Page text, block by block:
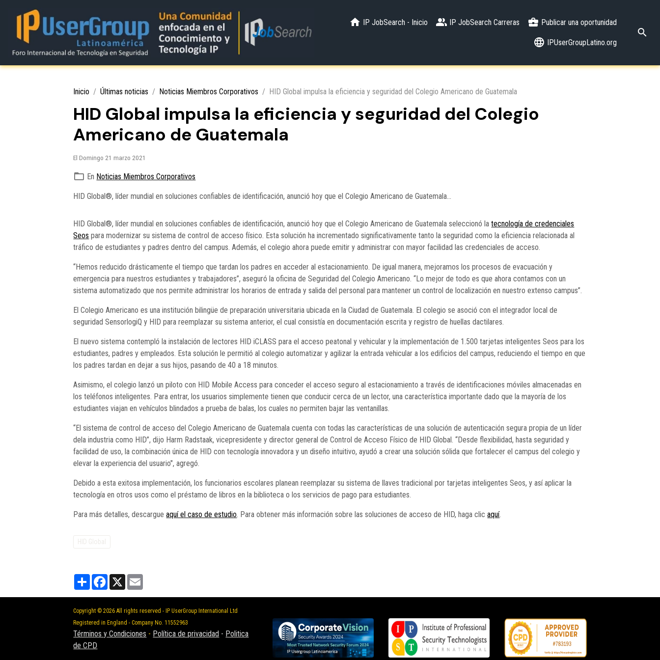
IP JobSearch - Inicio IP JobSearch Carreras Publicar una oportunidad
IPUserGroupLatino.org
Inicio Últimas noticias Noticias Miembros Corporativos HID Global impulsa la eficiencia y seguridad del Colegio Americano de Guatemala
HID Global impulsa la eficiencia y seguridad del Colegio
Americano de Guatemala
El Domingo 21 marzo 2021
En Noticias Miembros Corporativos
HID Global®, líder mundial en soluciones confiables de identificación, anunció hoy que el Colegio Americano de Guatemala...
HID Global®, líder mundial en soluciones confiables de identificación, anunció hoy que el Colegio Americano de Guatemala seleccionó latecnología de credenciales
Seos para modernizar su sistema de control de acceso físico. Esta solución ha incrementado significativamente tanto la seguridad como la eficiencia relacionada al
tráfico de estudiantes y padres dentro del campus. Además, el colegio ahora puede emitir y administrar con mayor facilidad las credenciales de acceso.
“Hemos reducido drásticamente el tiempo que tardan los padres en acceder al estacionamiento. De igual manera, mejoramos los procesos de evacuación y
emergencia para nuestros estudiantes y trabajadores”, aseguró la oficina de Seguridad del Colegio Americano. “Lo mejor de todo es que ahora contamos con un
sistema automatizado que nos permite administrar los horarios de entrada y salida del personal para mantener un control de localización en nuestro extenso campus”.
El Colegio Americano es una institución bilingüe de preparación universitaria ubicada en la Ciudad de Guatemala. El colegio se asoció con el integrador local de
seguridad SensorlogiQ y HID para reemplazar su sistema anterior, el cual consistía en documentación escrita y registro de huellas dactilares.
El nuevo sistema contempló la instalación de lectores HID iCLASS para el acceso peatonal y vehicular y la implementación de 1.500 tarjetas inteligentes Seos para los
estudiantes, padres y empleados. Esta solución le permitió al colegio automatizar y agilizar la entrada vehicular a los edificios del campus, reduciendo el tiempo en que
los padres tardan en dejar a sus hijos, pasando de 40 a 18 minutos.
Asimismo, el colegio lanzó un piloto con HID Mobile Access para conceder el acceso seguro al estacionamiento a través de identificaciones móviles almacenadas en
los teléfonos inteligentes. Para entrar, los usuarios simplemente tienen que conducir cerca de un lector, una característica importante dado que la mayoría de los
estudiantes viajan en vehículos blindados a prueba de balas, los cuales no permiten bajar las ventanillas.
“El sistema de control de acceso del Colegio Americano de Guatemala cuenta con todas las características de una solución de autenticación segura propia de un líder
dela industria como HID”, dijo Harm Radstaak, vicepresidente y director general de Control de Acceso Físico de HID Global. “Desde flexibilidad, hasta seguridad y
facilidad de uso, la combinación única de HID con tecnología innovadora y un diseño intuitivo, ayudó a crear una solución sólida que fortalecer el campus del colegio y
elevar la experiencia del usuario", agregó.
Debido a esta exitosa implementación, los funcionarios escolares planean reemplazar su sistema de llaves tradicional por tarjetas inteligentes Seos, y así aplicar la
tecnología en otros usos como el préstamo de libros en la biblioteca o los servicios de pago para estudiantes.
Para más detalles, descargueaquí el caso de estudio . Para obtener más información sobre las soluciones de acceso de HID, haga clicaquí.
HID Global
PartagerFacebook
X
Copyright © 2026 All rights reserved - IP UserGroup International Ltd
Registered in England - Company No. 11552963
Términos y Condiciones - Política de privacidad - Politica
de CPD